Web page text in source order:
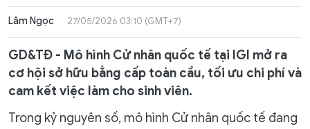
Lâm Ngọc 27/05/2026 03:10 (GMT+7)
GD&TĐ - Mô hình Cử nhân quốc tế tại IGI mở ra
cơ hội sở hữu bằng cấp toàn cầu, tối ưu chi phí và
cam kết việc làm cho sinh viên.
Trong kỷ nguyên số, mô hình Cử nhân quốc tế đang